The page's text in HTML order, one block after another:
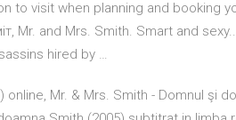
visit when planning and booking
Mr. and Mrs. Smith. Smart and
hired by …
Mr. & Mrs. Smith - Domnul şi